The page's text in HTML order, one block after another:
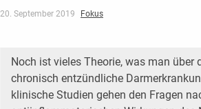
20. September 2019 Fokus
Noch ist vieles Theorie, was man
chronisch entzündliche
klinische Studien gehen den Fragen